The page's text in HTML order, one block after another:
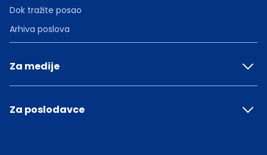
Dok tražite posao
Arhiva poslova
Za medije
Za poslodavce